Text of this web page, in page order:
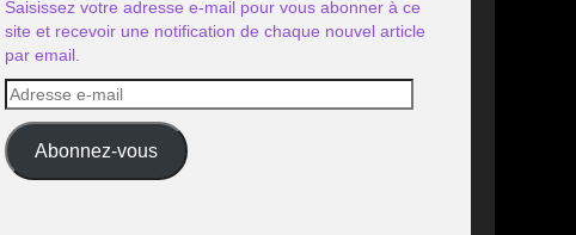
Saisissez votre adresse e-mail pour vous abonner à ce
site et recevoir une notification de chaque nouvel article
par email.
Adresse
e-
mail
Abonnez-vous